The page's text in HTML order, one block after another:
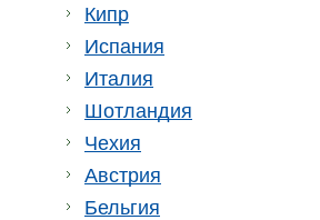
Кипр
Испания
Италия
Шотландия
Чехия
Австрия
Бельгия